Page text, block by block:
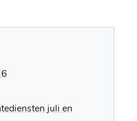
juli en